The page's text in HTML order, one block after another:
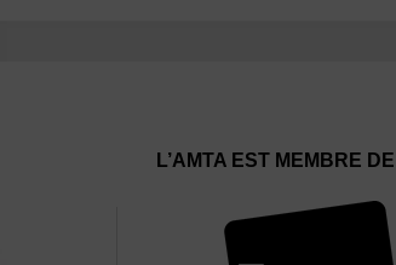
L’AMTA EST MEMBRE